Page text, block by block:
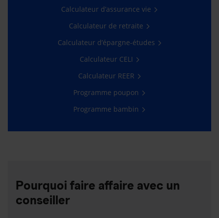
Calculateur d’assurance vie
Calculateur de retraite
Calculateur d’épargne-études
Calculateur CELI
Calculateur REER
Programme poupon
Programme bambin
Pourquoi faire affaire avec un
conseiller